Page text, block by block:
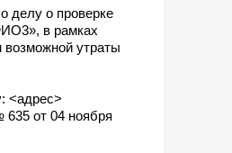
делу о проверке
в рамках
возможной утраты
<адрес>
от 04 ноября